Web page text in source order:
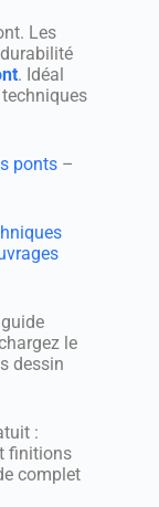
Les
. Idéal
ponts –
le
dessin
:
finitions
complet